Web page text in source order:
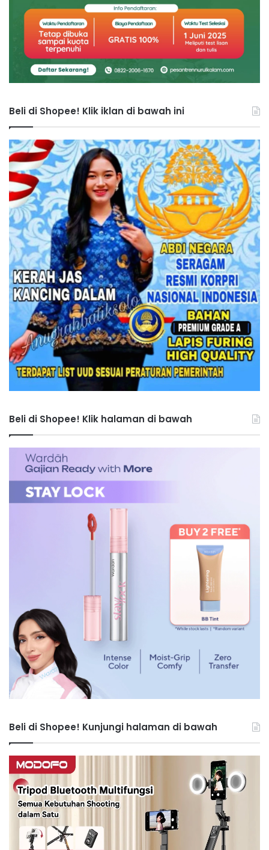
Beli di Shopee! Klik iklan di bawah ini
Beli di Shopee! Klik halaman di bawah
Beli di Shopee! Kunjungi halaman di bawah